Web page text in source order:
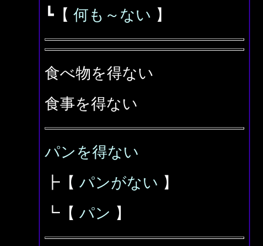
┗【 何も～ない 】
食べ物を得ない
食事を得ない
パンを得ない
┣【 パンがない 】
┗【 パン 】